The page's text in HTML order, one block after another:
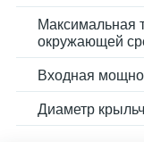
Максимальная
окружающей
Входная
Диаметр